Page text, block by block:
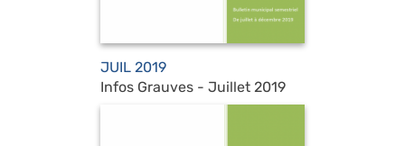
JUIL 2019
Infos Grauves - Juillet 2019